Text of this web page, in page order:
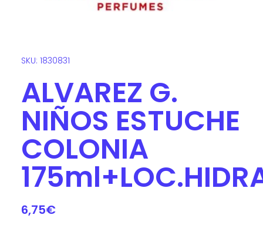
SKU: 1830831
ALVAREZ G.
NIÑOS ESTUCHE
COLONIA
6,75€